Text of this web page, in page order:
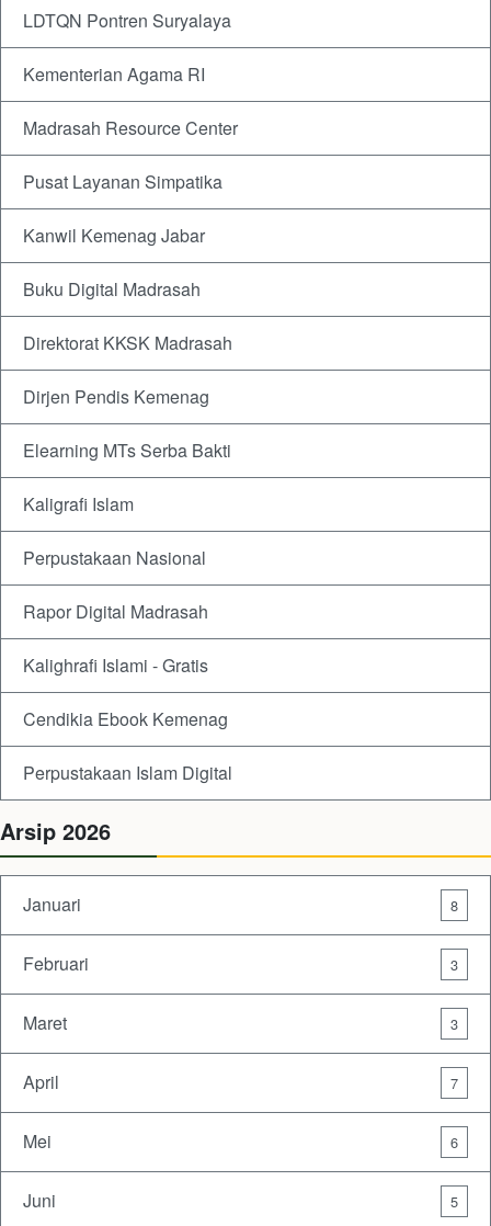
LDTQN Pontren Suryalaya
Kementerian Agama RI
Madrasah Resource Center
Pusat Layanan Simpatika
Kanwil Kemenag Jabar
Buku Digital Madrasah
Direktorat KKSK Madrasah
Dirjen Pendis Kemenag
Elearning MTs Serba Bakti
Kaligrafi Islam
Perpustakaan Nasional
Rapor Digital Madrasah
Kalighrafi Islami - Gratis
Cendikia Ebook Kemenag
Perpustakaan Islam Digital
Arsip 2026
Januari 8
Februari 3
Maret 3
April 7
Mei 6
Juni 5